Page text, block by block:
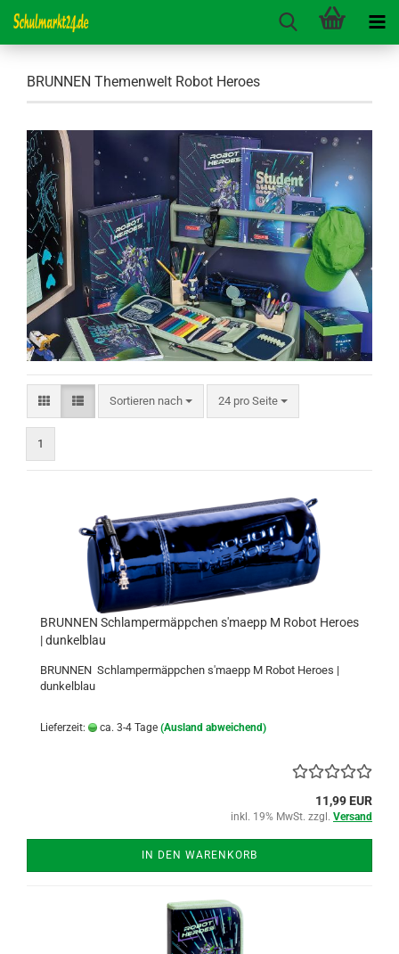
BRUNNEN Themenwelt Robot Heroes
Sortieren nach
Sortieren nach 24 pro Seite
pro Seite
1
BRUNNEN Schlampermäppchen s'maepp M Robot Heroes
| dunkelblau
BRUNNEN Schlampermäppchen s'maepp M Robot Heroes |
dunkelblau
Lieferzeit: ca. 3-4 Tage (Ausland abweichend)
11,99 EUR
inkl. 19% MwSt. zzgl. Versand
IN DEN WARENKORB